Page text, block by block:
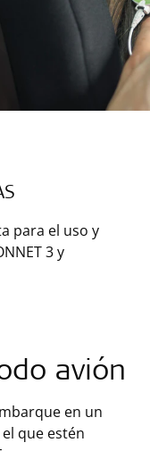
para el uso y
3 y
avión
en un
que estén